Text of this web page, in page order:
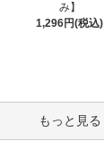
み】
1,296円(税込)
もっと見る